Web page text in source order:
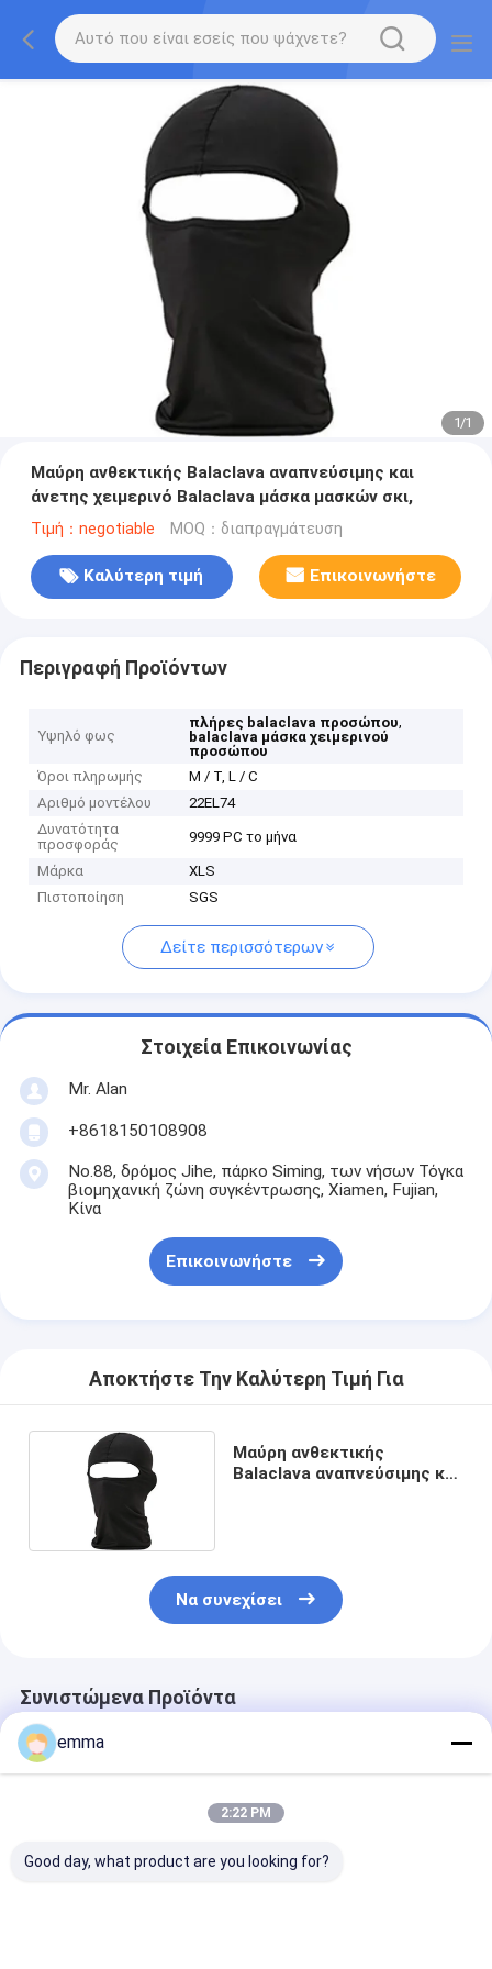
1/1
Μαύρη ανθεκτικής Balaclava αναπνεύσιμης και
άνετης χειμερινό Balaclava μάσκα μασκών σκι,
Τιμή：negotiable MOQ：διαπραγμάτευση
Καλύτερη τιμή Επικοινωνήστε
Περιγραφή Προϊόντων
Υψηλό φως
πλήρες balaclava προσώπου,
balaclava μάσκα χειμερινού
προσώπου
Όροι πληρωμής
Μ / Τ, L / C
Αριθμό μοντέλου
22EL74
Δυνατότητα
προσφοράς
9999 PC το μήνα
Μάρκα
XLS
Πιστοποίηση
SGS
Δείτε περισσότερων
Στοιχεία Επικοινωνίας
Mr. Alan
+8618150108908
No.88, δρόμος Jihe, πάρκο Siming, των νήσων Τόγκα
βιομηχανική ζώνη συγκέντρωσης, Xiamen, Fujian,
Κίνα
Επικοινωνήστε
Αποκτήστε Την Καλύτερη Τιμή Για
Μαύρη ανθεκτικής
Balaclava αναπνεύσιμης και
Να συνεχίσει
Συνιστώμενα Προϊόντα
emma
2:22 PM
Good day, what product are you looking for?